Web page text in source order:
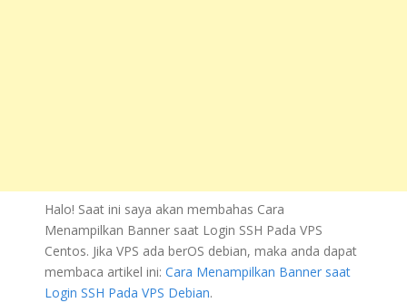
Halo! Saat ini saya akan membahas Cara
Menampilkan Banner saat Login SSH Pada VPS
Centos. Jika VPS ada berOS debian, maka anda dapat
membaca artikel ini: Cara Menampilkan Banner saat
Login SSH Pada VPS Debian.